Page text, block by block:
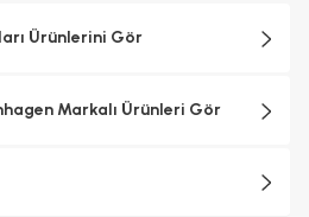
Ürünlerini Gör
Markalı Ürünleri Gör